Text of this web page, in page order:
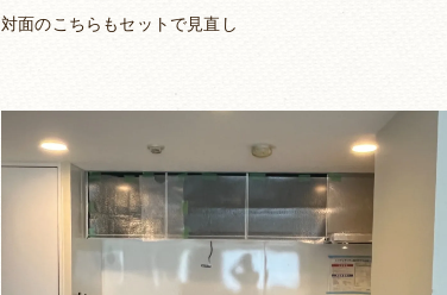
対面のこちらもセットで見直し